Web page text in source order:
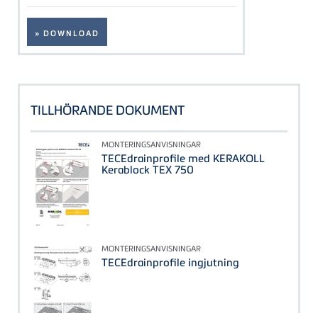
» DOWNLOAD
TILLHÖRANDE DOKUMENT
MONTERINGSANVISNINGAR
TECEdrainprofile med KERAKOLL
Kerablock TEX 750
MONTERINGSANVISNINGAR
TECEdrainprofile ingjutning